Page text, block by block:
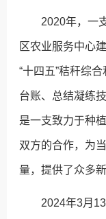
2020年，一
区农业服务中心
“十四五”秸秆综
台账、总结凝练
是一支致力于种
双方的合作，为
量，提供了众多
2024年3月